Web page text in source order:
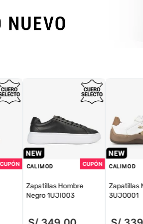
CALIMOD
Zapatillas Hombre
Negro 1UJI003
CALIMOD
Zapatillas
3UJO001